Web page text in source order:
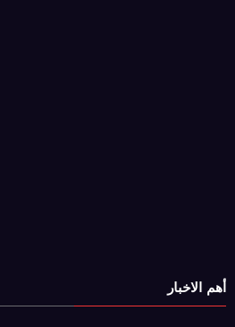
أهم الاخبار